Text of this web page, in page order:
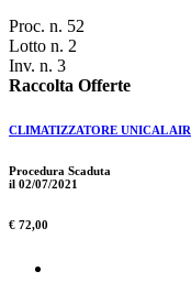
Proc. n. 52
Lotto n. 2
Inv. n. 3
Raccolta Offerte
CLIMATIZZATORE UNICAL AIR
Procedura Scaduta
il 02/07/2021
€ 72,00